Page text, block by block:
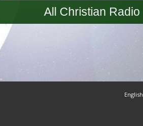
All Christian Radio
English